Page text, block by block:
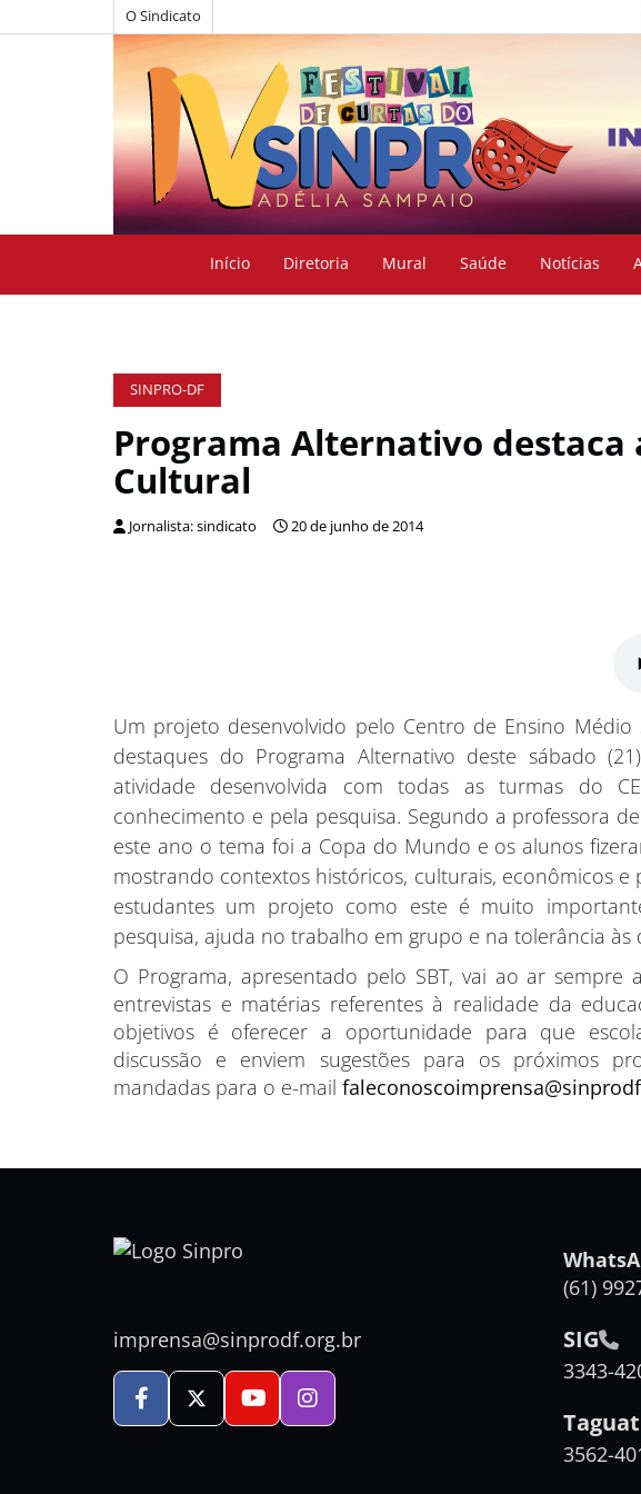
O Sindicato
Início Diretoria Mural Saúde Notícias
SINPRO-DF
Programa Alternativo destaca
Cultural
Jornalista: sindicato 20 de junho de 2014
Um projeto desenvolvido pelo Centro de Ensino
destaques do Programa Alternativo deste sábado
atividade desenvolvida com todas as turmas do
conhecimento e pela pesquisa. Segundo a professora
este ano o tema foi a Copa do Mundo e os alunos
mostrando contextos históricos, culturais, econômicos e
estudantes um projeto como este é muito
pesquisa, ajuda no trabalho em grupo e na tolerância às
O Programa, apresentado pelo SBT, vai ao ar sempre
entrevistas e matérias referentes à realidade da
objetivos é oferecer a oportunidade para que
discussão e enviem sugestões para os próximos
mandadas para o e-mail
imprensa@sinprodf.org.br
(61)
SIG
3343-
3562-